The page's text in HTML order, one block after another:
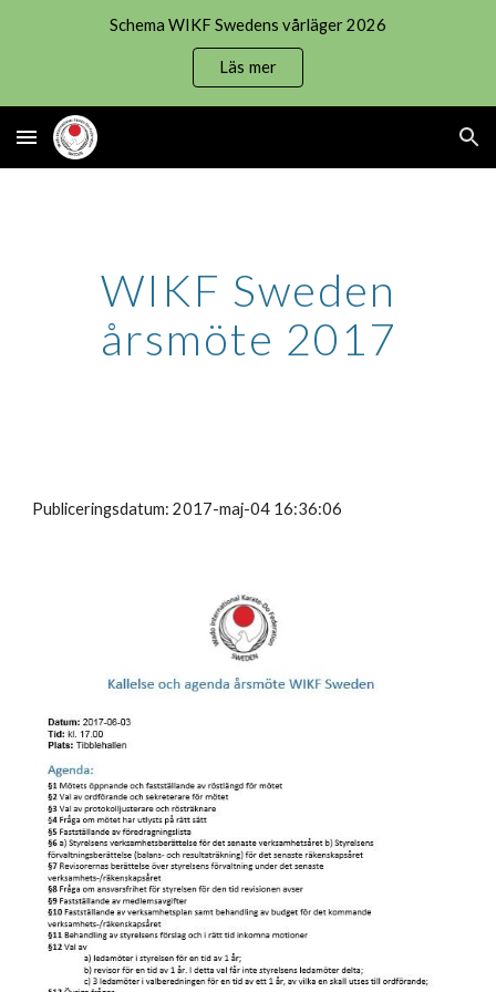
Schema WIKF Swedens vårläger 2026
Läs mer
WIKF Sweden
årsmöte 2017
Publiceringsdatum: 2017-maj-04 16:36:06